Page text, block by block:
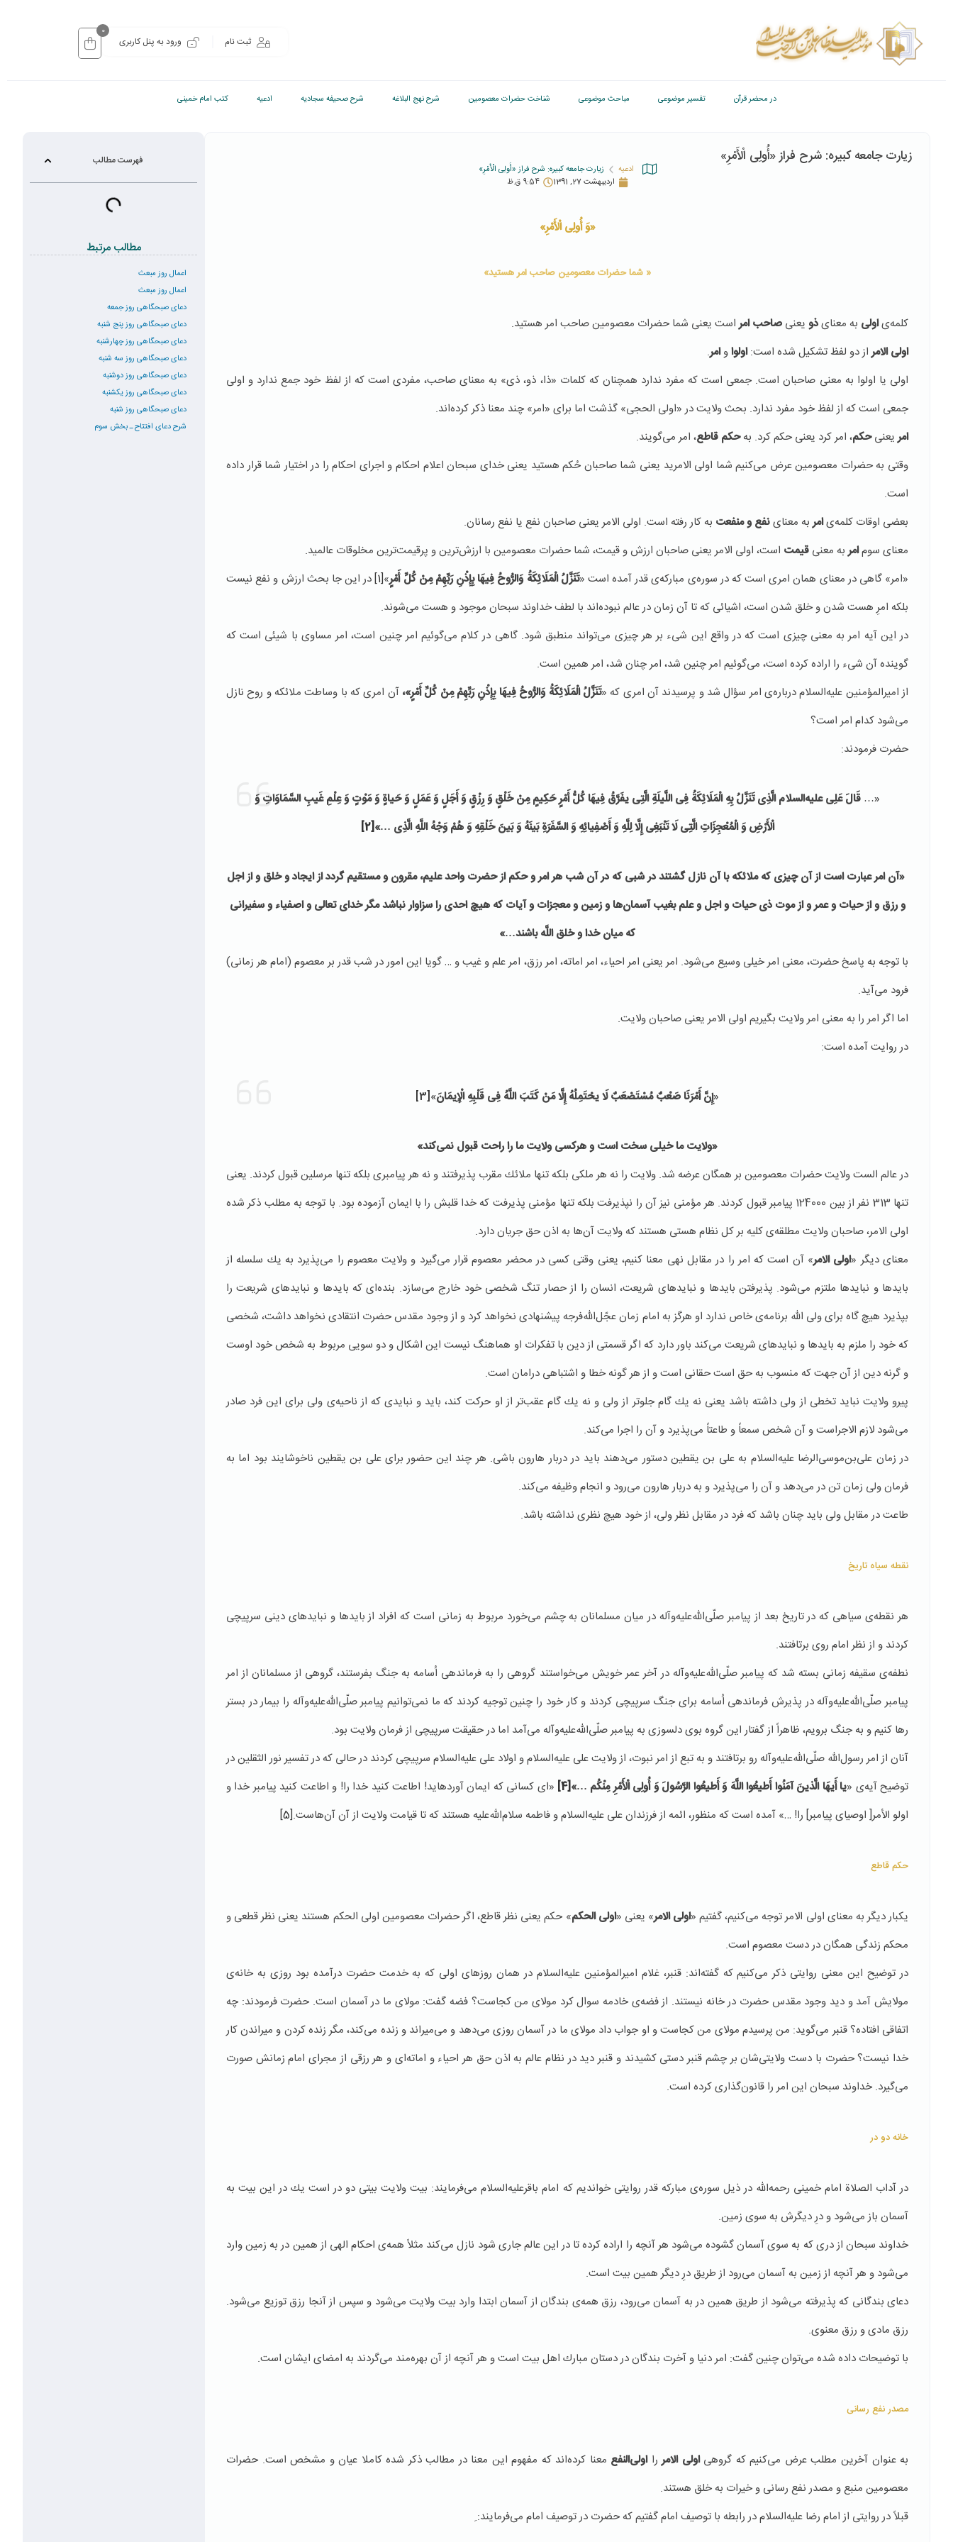
ثبت نام ورود به پنل کاربری
0
در محضر قرآن تفسیر موضوعی مباحث موضوعی شناخت حضرات معصومین شرح نهج البلاغه شرح صحیفه سجادیه ادعیه کتب امام خمینی
زیارت جامعه کبیره: شرح فراز «أُولِی الْأَمْرِ»
ادعیه
زیارت جامعه کبیره: شرح فراز «أُولِی الْأَمْرِ»
اردیبهشت 27, 1391
9:54 ق.ظ
«وَ أُولِی الْأَمْرِ»
« شما حضرات معصومین صاحب امر هستید»
كلمه‌یاولی به معنایذو یعنی صاحب امراست یعنی شما حضرات معصومین صاحب امر هستید.
اولی الامراز دو لفظ تشكیل شده است:اولواوامر.
اولی یا اولوا به معنی صاحبان است. جمعی است كه مفرد ندارد همچنان كه كلمات «ذا، ذو، ذی» به معنای صاحب، مفردی است كه از لفظ خود جمع ندارد و اولی
جمعی است كه از لفظ خود مفرد ندارد. بحث ولایت در «اولی الحجی» گذشت اما برای «امر» چند معنا ذكر كرده‌اند.
امریعنیحكم، امر كرد یعنی حكم كرد. بهحكم قاطع، امر می‌گویند.
وقتی به حضرات معصومین عرض می‌كنیم شما اولی الامرید یعنی شما صاحبان حُكم هستید یعنی خدای سبحان اعلام احكام و اجرای احكام را در اختیار شما قرار داده
است.
بعضی اوقات كلمه‌یامربه معناینفع و منفعت به كار رفته است. اولی الامر یعنی صاحبان نفع یا نفع رسانان.
معنای سومامربه معنی قیمت است، اولی الامر یعنی صاحبان ارزش و قیمت، شما حضرات معصومین با ارزش‌ترین و پرقیمت‌ترین مخلوقات عالمید.
«امر» گاهی در معنای همان امری است كه در سوره‌ی مباركه‌ی قدر آمده است «تَنَزَّلُ الْمَلَائِكَةُ وَالرُّوحُ فِیهَا بِإِذْنِ رَبِّهِمْ مِنْ كُلِّ أَمْرٍ»
[1] در این جا بحث ارزش و نفع نیست
بلكه امرِ هست شدن و خلق شدن است، اشیائی كه تا آن زمان در عالم نبوده‌اند با لطف خداوند سبحان موجود و هست می‌شوند.
در این آیه امر به معنی چیزی است كه در واقع این شیء بر هر چیزی می‌تواند منطبق شود. گاهی در كلام می‌گوئیم امر چنین است، امر مساوی با شیئی است كه
گوینده آن شیء را اراده كرده است، می‌گوئیم امر چنین شد، امر چنان شد، امر همین است.
از امیرالمؤمنین علیه‌السلام درباره‌ی امر سؤال شد و پرسیدند آن امری كه «تَنَزَّلُ الْمَلَائِكَةُ وَالرُّوحُ فِیهَا بِإِذْنِ رَبِّهِمْ مِنْ كُلِّ أَمْرٍ»، آن امری كه با وساطت ملائكه و روح نازل
می‌شود كدام امر است؟
حضرت فرمودند:
«… قَالَ عَلِی علیه‌السلام الَّذِی تَنَزَّلُ بِهِ الْمَلَائِكَةُ فِی اللَّیلَةِ الَّتِی یفَرَّقُ فِیهَا كُلُّ أَمْرٍ حَكِیمٍ مِنْ خَلْقٍ وَ رِزْقٍ وَ أَجَلٍ وَ عَمَلٍ وَ حَیاةٍ وَ مَوْتٍ وَ عِلْمِ غَیبِ السَّمَاوَاتِ وَ
الْأَرْضِ وَ الْمُعْجِزَاتِ الَّتِی لَا تَنْبَغِی إِلَّا لِلَّهِ وَ أَصْفِیائِهِ وَ السَّفَرَةِ بَینَهُ وَ بَینَ خَلْقِهِ وَ هُمْ وَجْهُ اللَّهِ الَّذِی‏ …»[2]
«آن امر عبارت است از آن چیزى كه ملائكه با آن نازل گشتند در شبى كه در آن شب هر امر و حكم از حضرت واحد علیم، مقرون و مستقیم گردد از ایجاد و خلق و از اجل
و رزق و از حیات و عمر و از موت ذى حیات و اجل و علم بغیب آسمان‌ها و زمین و معجزات و آیات كه هیچ احدى را سزاوار نباشد مگر خداى تعالى و اصفیاء و سفیرانی
كه میان خدا و خلق اللَّه باشند…»
با توجه به پاسخ حضرت، معنی امر خیلی وسیع می‌شود. امر یعنی امر احیاء، امر اماته، امر رزق، امر علم و غیب و … گویا این امور در شب قدر بر معصوم (امام هر زمانی)
فرود می‌آید.
اما اگر امر را به معنی امر ولایت بگیریم اولی الامر یعنی صاحبان ولایت.
در روایت آمده است:
«إِنَّ أَمْرَنَا صَعْبٌ مُسْتَصْعَبٌ لَا یحْتَمِلُهُ إِلَّا مَنْ كَتَبَ اللَّهُ فِی قَلْبِهِ الْإِیمَانَ»
[3]
«ولایت ما خیلی سخت است و هركسی ولایت ما را راحت قبول نمی‌كند»
در عالم الست ولایت حضرات معصومین بر همگان عرضه شد. ولایت را نه هر ملكی بلكه تنها ملائك مقرب پذیرفتند و نه هر پیامبری بلكه تنها مرسلین قبول كردند. یعنی
تنها 313 نفر از بین 124000 پیامبر قبول كردند. هر مؤمنی نیز آن را نپذیرفت بلكه تنها مؤمنی پذیرفت كه خدا قلبش را با ایمان آزموده بود. با توجه به مطلب ذكر شده
اولی الامر، صاحبان ولایت مطلقه‌ی كلیه بر كل نظام هستی هستند كه ولایت آن‌ها به اذن حق جریان دارد.
معنای دیگر «اولی الامر» آن است كه امر را در مقابل نهی معنا كنیم، یعنی وقتی كسی در محضر معصوم قرار می‌گیرد و ولایت معصوم را می‌پذیرد به یك سلسله از
باید‌ها و نبایدها ملتزم می‌شود. پذیرفتن بایدها و نبایدهای شریعت، انسان را از حصار تنگ شخصی خود خارج می‌سازد. بنده‌ای كه بایدها و نبایدهای شریعت را
بپذیرد هیچ گاه برای ولی الله برنامه‌ی خاص ندارد او هرگز به امام زمان عجّل‌الله‌فرجه پیشنهادی نخواهد كرد و از وجود مقدس حضرت انتقادی نخواهد داشت، شخصی
كه خود را ملزم به بایدها و نبایدهای شریعت می‌كند باور دارد كه اگر قسمتی از دین با تفكرات او هماهنگ نیست این اشكال و دو سویی مربوط به شخص خود اوست
و گرنه دین از آن جهت كه منسوب به حق است حقانی است و از هر گونه خطا و اشتباهی درامان است.
پیرو ولایت نباید تخطی از ولی داشته باشد یعنی نه یك گام جلوتر از ولی و نه یك گام عقب‌تر از او حركت ‌كند، باید و نبایدی كه از ناحیه‌ی ولی برای این فرد صادر
می‌شود لازم الاجراست و آن شخص سمعاً و طاعتاً می‌پذیرد و آن ‌را اجرا می‌كند.
در زمان علی‌بن‌موسی‌الرضا علیه‌السلام به علی بن یقطین دستور می‌دهند باید در دربار هارون باشی. هر چند این حضور برای علی بن یقطین ناخوشایند بود اما به
فرمان ولی زمان تن در می‌دهد و آن را می‌پذیرد و به دربار هارون می‌رود و انجام وظیفه می‌كند.
طاعت در مقابل ولی باید چنان باشد كه فرد در مقابل نظر ولی، از خود هیچ نظری نداشته باشد.
نقطه سیاه تاریخ
هر نقطه‌ی سیاهی كه در تاریخ بعد از پیامبر صلّی‌الله‌علیه‌وآله در میان مسلمانان به چشم می‌خورد مربوط به زمانی است كه افراد از بایدها و نبایدهای دینی سرپیچی
كردند و از نظر امام روی برتافتند.
نطفه‌ی سقیفه زمانی بسته شد كه پیامبر صلّی‌الله‌علیه‌وآله در آخر عمر خویش می‌خواستند گروهی را به فرماندهی اُسامه به جنگ بفرستند، گروهی از مسلمانان از امر
پیامبر صلّی‌الله‌علیه‌وآله در پذیرش فرماندهی اُسامه برای جنگ سرپیچی كردند و كار خود را چنین توجیه كردند كه ما نمی‌توانیم پیامبر صلّی‌الله‌علیه‌وآله را بیمار در بستر
رها كنیم و به جنگ برویم، ظاهراً از گفتار این گروه بوی دلسوزی به پیامبر صلّی‌الله‌علیه‌وآله می‌آمد اما در حقیقت سرپیچی از فرمان ولایت بود.
آنان از امر رسول‌الله صلّی‌الله‌علیه‌وآله رو برتافتند و به تبع از امر نبوت، از ولایت علی علیه‌السلام و اولاد علی علیه‌السلام سرپیچی كردند در حالی كه در تفسیر نور الثقلین در
توضیح آیه‌ی «یا أَیهَا الَّذینَ آمَنُوا أَطیعُوا اللَّهَ وَ أَطیعُوا الرَّسُولَ وَ أُولِی الْأَمْرِ مِنْكُم‏ …»[4]
«اى كسانى كه ایمان آورده‏اید! اطاعت كنید خدا را! و اطاعت كنید پیامبر خدا و
اولو الأمر[ اوصیاى پیامبر] را! …» آمده است كه منظور، ائمه از فرزندان علی علیه‌السلام و فاطمه سلام‌الله‌علیه هستند كه تا قیامت ولایت از آن‌ آن‌هاست.[5]
حکم قاطع
یكبار دیگر به معنای اولی الامر توجه می‌كنیم، گفتیم «اولی الامر» یعنی «اولی الحكم» حكم یعنی نظر قاطع، اگر حضرات معصومین اولی الحكم هستند یعنی نظر قطعی و
محكم زندگی همگان در دست معصوم است.
در توضیح این معنی روایتی ذكر می‌كنیم كه گفته‌اند: قنبر، غلام امیرالمؤمنین علیه‌السلام در همان روزهای اولی كه به خدمت حضرت درآمده بود روزی به خانه‌ی
مولایش آمد و دید وجود مقدس حضرت در خانه نیستند. از فضه‌ی خادمه سوال كرد مولای من كجاست؟ فضه گفت: مولای ما در آسمان است. حضرت فرمودند: چه
اتفاقی افتاده؟ قنبر می‌گوید: من پرسیدم مولای من كجاست و او جواب داد مولای ما در آسمان روزی می‌دهد و می‌میراند و زنده می‌كند، مگر زنده كردن و میراندن كار
خدا نیست؟ حضرت با دست ولایتی‌شان بر چشم قنبر دستی كشیدند و قنبر دید در نظام عالم به اذن حق هر احیاء و اماته‌ای و هر رزقی از مجرای امام زمانش صورت
می‌گیرد. خداوند سبحان این امر را قانون‌گذاری كرده است.
خانه دو در
در آداب الصلاة امام خمینی رحمه‌الله در ذیل سوره‌ی مباركه قدر روایتی خواندیم كه امام باقرعلیه‌السلام می‌فرمایند: بیت ولایت بیتی دو در است یك در این بیت به
آسمان باز می‌شود و درِ دیگرش به سوی زمین.
خداوند سبحان از دری كه به سوی آسمان گشوده می‌شود هر آنچه را اراده كرده تا در این عالم جاری شود نازل می‌كند مثلاً همه‌ی احكام الهی از همین در به زمین وارد
می‌شود و هر آنچه از زمین به آسمان می‌رود از طریق درِ دیگر همین بیت است.
دعای بندگانی كه پذیرفته می‌شود از طریق همین در به آسمان می‌رود، رزق همه‌ی بندگان از آسمان ابتدا وارد بیت ولایت می‌شود و سپس از آنجا رزق توزیع می‌شود.
رزق مادی و رزق معنوی.
با توضیحات داده شده می‌توان چنین گفت: امر دنیا و آخرت بندگان در دستان مبارك اهل بیت است و هر آنچه از آن بهره‌مند می‌گردند به امضای ایشان است.
مصدر نفع رسانی
به عنوان آخرین مطلب عرض می‌كنیم كه گروهیاولی الامررااولی‌النفع معنا كرده‌اند كه مفهوم این معنا در مطالب ذكر شده كاملا عیان و مشخص است. حضرات
معصومین منبع و مصدر نفع رسانی و خیرات به خلق هستند.
قبلاً در روایتی از امام رضا علیه‌السلام در رابطه با توصیف امام گفتیم كه حضرت در توصیف امام می‌فرمایند: ِ
فهرست مطالب
مطالب مرتبط
اعمال روز مبعث
اعمال روز مبعث
دعای صبحگاهی روز جمعه
دعای صبحگاهی روز پنج شنبه
دعای صبحگاهی روز چهارشنبه
دعای صبحگاهی روز سه شنبه
دعای صبحگاهی روز دوشنبه
دعای صبحگاهی روز یکشنبه
دعای صبحگاهی روز شنبه
شرح دعای افتتاح ـ بخش سوم